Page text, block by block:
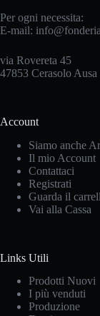
Per ogni necessita:
E-mail:
via Rovereta 45
47853 Cerasolo
Account
Siamo anche
Il mio Account
Contattaci
Registrati
Guarda il
Vai alla Cassa
Links Utili
Prodotti Nuovi
I più venduti
Produzione